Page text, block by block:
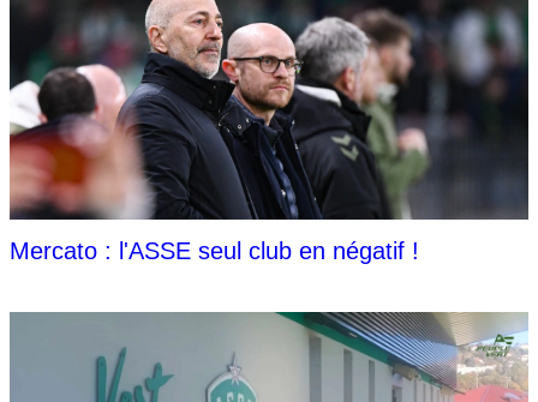
Mercato : l'ASSE seul club en négatif !